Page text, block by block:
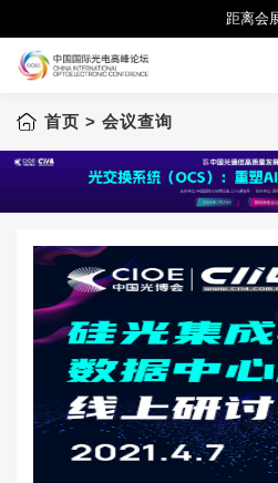
距离会
首页
CIOE首页
会议查询
赞助机会
申请成为演讲嘉宾
下载中心
首页 > 会议查询